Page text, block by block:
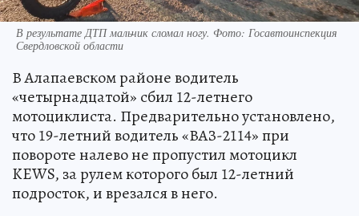
В результате ДТП мальчик сломал ногу. Фото: Госавтоинспекция
Свердловской области
В Алапаевском районе водитель
«четырнадцатой» сбил 12-летнего
мотоциклиста. Предварительно установлено,
что 19-летний водитель «ВАЗ-2114» при
повороте налево не пропустил мотоцикл
KEWS, за рулем которого был 12-летний
подросток, и врезался в него.